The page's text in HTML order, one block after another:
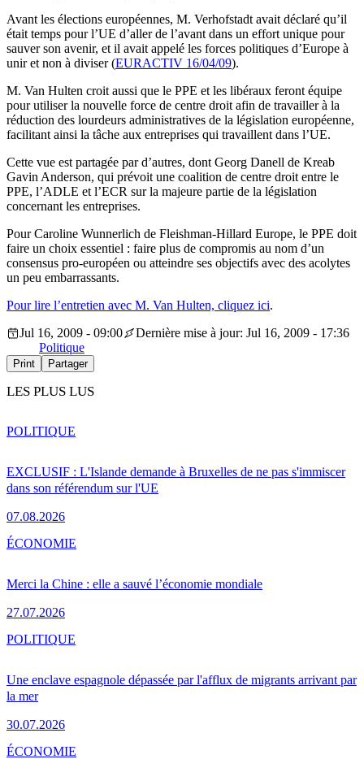
Avant les élections européennes, M. Verhofstadt avait déclaré qu’il
était temps pour l’UE d’aller de l’avant dans un effort unique pour
sauver son avenir, et il avait appelé les forces politiques d’Europe à
unir et non à diviser (EURACTIV 16/04/09).
M. Van Hulten croit aussi que le PPE et les libéraux feront équipe
pour utiliser la nouvelle force de centre droit afin de travailler à la
réduction des lourdeurs administratives de la législation européenne,
facilitant ainsi la tâche aux entreprises qui travaillent dans l’UE.
Cette vue est partagée par d’autres, dont Georg Danell de Kreab
Gavin Anderson, qui prévoit une coalition de centre droit entre le
PPE, l’ADLE et l’ECR sur la majeure partie de la législation
concernant les entreprises.
Pour Caroline Wunnerlich de Fleishman-Hillard Europe, le PPE doit
faire un choix essentiel : faire plus de compromis au nom d’un
consensus pro-européen ou atteindre ses objectifs avec des acolytes
un peu embarrassants.
Pour lire l’entretien avec M. Van Hulten, cliquez ici.
Jul 16, 2009 - 09:00
Dernière mise à jour: Jul 16, 2009 - 17:36
Politique
Print Partager
LES PLUS LUS
EXCLUSIF : L'Islande demande à Bruxelles de ne pas s'immiscer
dans son référendum sur l'UE
07.08.2026
POLITIQUE
Merci la Chine : elle a sauvé l’économie mondiale
27.07.2026
ÉCONOMIE
Une enclave espagnole dépassée par l'afflux de migrants arrivant par
la mer
30.07.2026
POLITIQUE
ÉCONOMIE